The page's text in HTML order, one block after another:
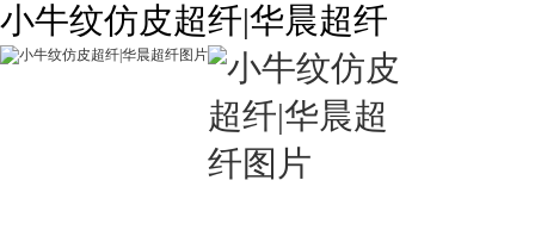
小牛纹仿皮超纤|华晨超纤